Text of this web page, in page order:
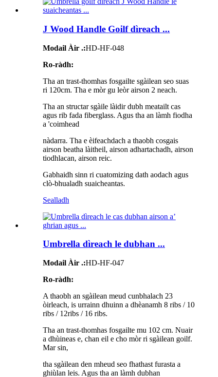
J Wood Handle Goilf dìreach ...
Modail Àir .:HD-HF-048
Ro-ràdh:
Tha an trast-thomhas fosgailte sgàilean seo suas
ri 120cm. Tha e mòr gu leòr airson 2 neach.
Tha an structar sgàile làidir dubh meatailt cas
agus rib fada fiberglass. Agus tha an làmh fiodha
a 'coimhead
nàdarra. Tha e èifeachdach a thaobh cosgais
airson beatha làitheil, airson adhartachadh, airson
tiodhlacan, airson reic.
Gabhaidh sinn ri cuatomizing dath aodach agus
clò-bhualadh suaicheantas.
Sealladh
Umbrella dìreach le dubhan ...
Modail Àir .:HD-HF-047
Ro-ràdh:
A thaobh an sgàilean meud cunbhalach 23
òirleach, is urrainn dhuinn a dhèanamh 8 ribs / 10
ribs / 12ribs / 16 ribs.
Tha an trast-thomhas fosgailte mu 102 cm. Nuair
a dhùineas e, chan eil e cho mòr ri sgàilean goilf.
Mar sin,
tha sgàilean den mheud seo fhathast furasta a
ghiùlan leis. Agus tha an làmh dubhan